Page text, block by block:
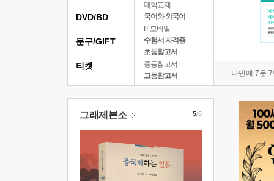
대학교재
국어와 외국어
IT 모바일
수험서 자격증
초등참고서
중등참고서
고등참고서
나민애 7문
DVD/BD
문구/GIFT
티켓
그래제본소 5/5